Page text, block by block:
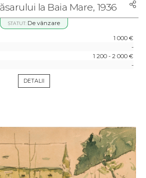
la Baia Mare, 1936
STATUT: De vânzare
1 000 €
-
1 200 - 2 000 €
-
DETALII